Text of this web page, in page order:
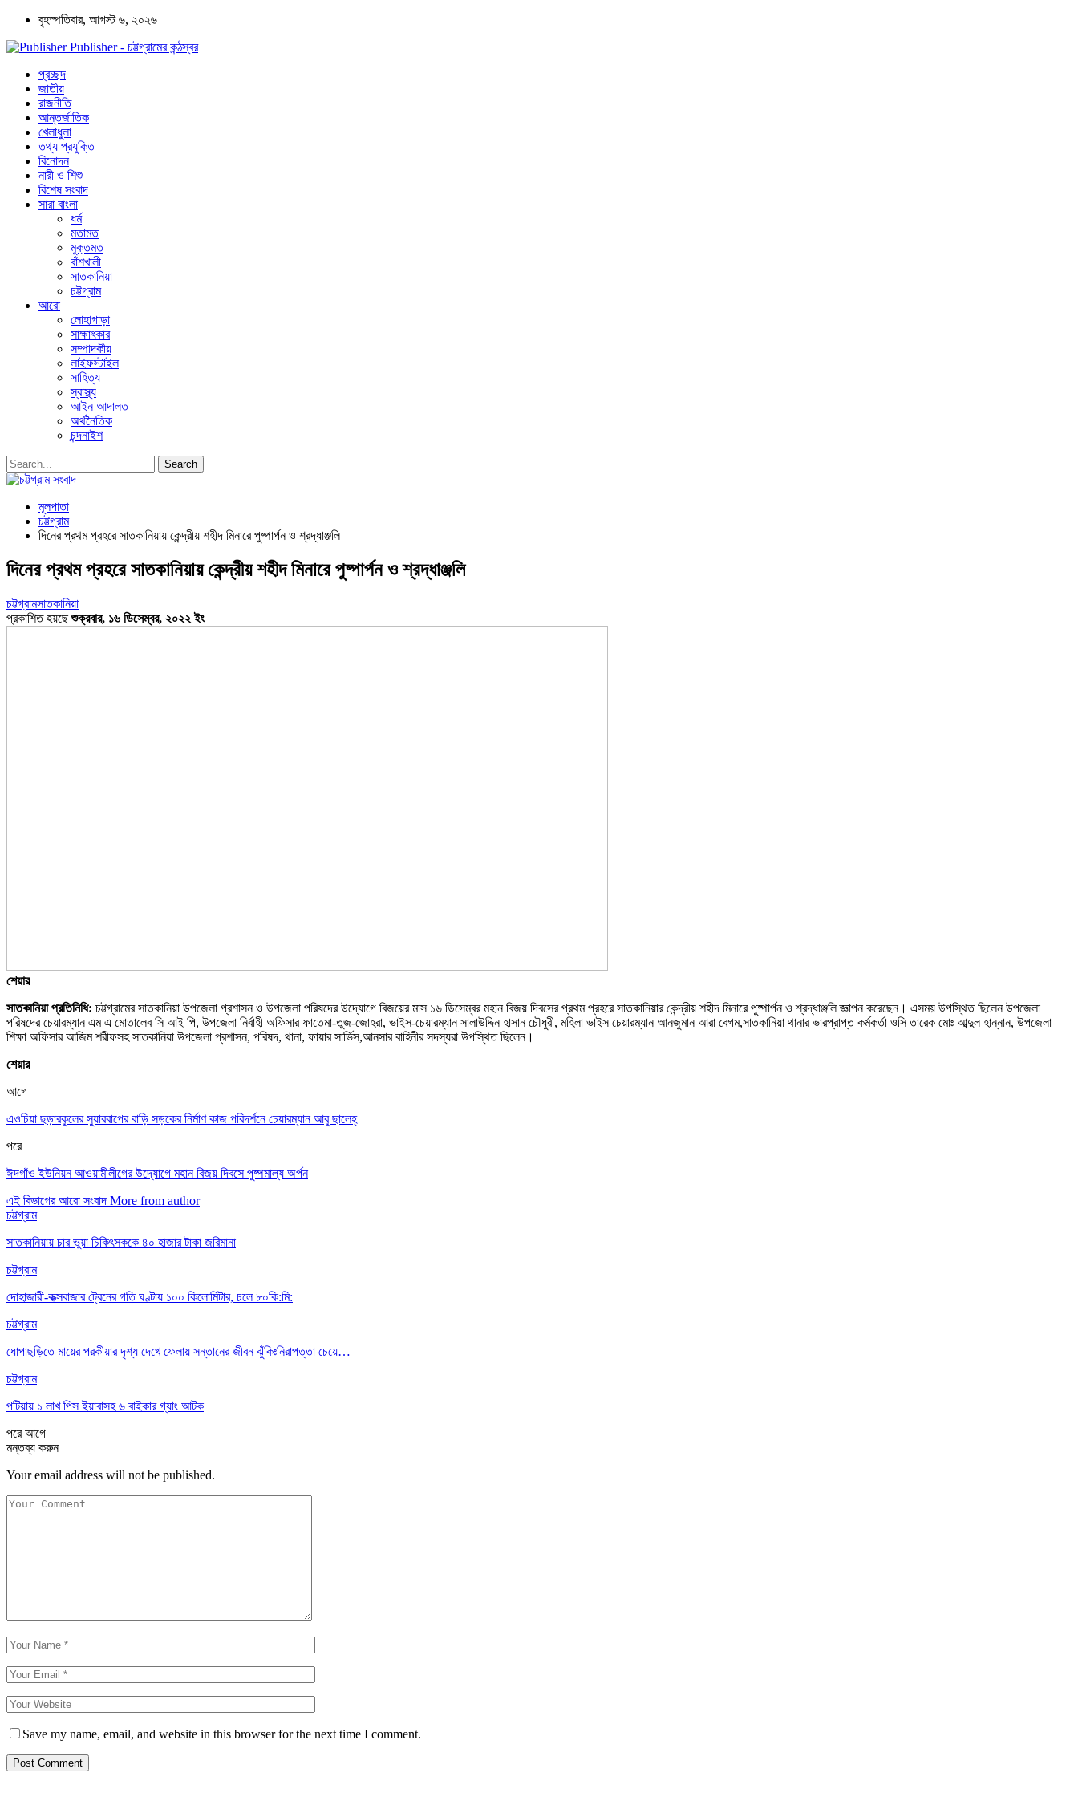
বৃহস্পতিবার, আগস্ট ৬, ২০২৬
Publisher - চট্টগ্রামের কন্ঠস্বর
প্রচ্ছদ
জাতীয়
রাজনীতি
আন্তর্জাতিক
খেলাধুলা
তথ্য প্রযুক্তি
বিনোদন
নারী ও শিশু
বিশেষ সংবাদ
সারা বাংলা
ধর্ম
মতামত
মুক্তমত
বাঁশখালী
সাতকানিয়া
চট্টগ্রাম
আরো
লোহাগাড়া
সাক্ষাৎকার
সম্পাদকীয়
লাইফস্টাইল
সাহিত্য
স্বাস্থ্য
আইন আদালত
অর্থনৈতিক
চন্দনাইশ
মূলপাতা
চট্টগ্রাম
দিনের প্রথম প্রহরে সাতকানিয়ায় কেন্দ্রীয় শহীদ মিনারে পুষ্পার্পন ও শ্রদ্ধাঞ্জলি
দিনের প্রথম প্রহরে সাতকানিয়ায় কেন্দ্রীয় শহীদ মিনারে পুষ্পার্পন ও শ্রদ্ধাঞ্জলি
চট্টগ্রামসাতকানিয়া
প্রকাশিত হয়ছেশুক্রবার, ১৬ ডিসেম্বর, ২০২২ ইং
শেয়ার
সাতকানিয়া প্রতিনিধি: চট্টগ্রামের সাতকানিয়া উপজেলা প্রশাসন ও উপজেলা পরিষদের উদ্যোগে বিজয়ের মাস ১৬ ডিসেম্বর মহান বিজয় দিবসের প্রথম প্রহরে সাতকানিয়ার কেন্দ্রীয় শহীদ মিনারে পুষ্পার্পন ও শ্রদ্ধাঞ্জলি জ্ঞাপন করেছেন। এসময় উপস্থিত ছিলেন উপজেলা
পরিষদের চেয়ারম্যান এম এ মোতালেব সি আই পি, উপজেলা নির্বাহী অফিসার ফাতেমা-তুজ-জোহরা, ভাইস-চেয়ারম্যান সালাউদ্দিন হাসান চৌধুরী, মহিলা ভাইস চেয়ারম্যান আনজুমান আরা বেগম,সাতকানিয়া থানার ভারপ্রাপ্ত কর্মকর্তা ওসি তারেক মোঃ আব্দুল হান্নান, উপজেলা
শিক্ষা অফিসার আজিম শরীফসহ সাতকানিয়া উপজেলা প্রশাসন, পরিষদ, থানা, ফায়ার সার্ভিস,আনসার বাহিনীর সদস্যরা উপস্থিত ছিলেন।
শেয়ার
আগে
এওচিয়া ছড়ারকুলের সুয়ারবাপের বাড়ি সড়কের নির্মাণ কাজ পরিদর্শনে চেয়ারম্যান আবু ছালেহ্
পরে
ঈদগাঁও ইউনিয়ন আওয়ামীলীগের উদ্যোগে মহান বিজয় দিবসে পুষ্পমাল্য অর্পন
এই বিভাগের আরো সংবাদ More from author
চট্টগ্রাম
সাতকানিয়ায় চার ভুয়া চিকিৎসককে ৪০ হাজার টাকা জরিমানা
চট্টগ্রাম
দোহাজারী-কক্সবাজার ট্রেনের গতি ঘণ্টায় ১০০ কিলোমিটার, চলে ৮০কি:মি:
চট্টগ্রাম
ধোপাছড়িতে মায়ের পরকীয়ার দৃশ্য দেখে ফেলায় সন্তানের জীবন ঝুঁকিঃনিরাপত্তা চেয়ে…
চট্টগ্রাম
পটিয়ায় ১ লাখ পিস ইয়াবাসহ ৬ বাইকার গ্যাং আটক
পরেআগে
মন্তব্য করুন
Your email address will not be published.
Save my name, email, and website in this browser for the next time I comment.